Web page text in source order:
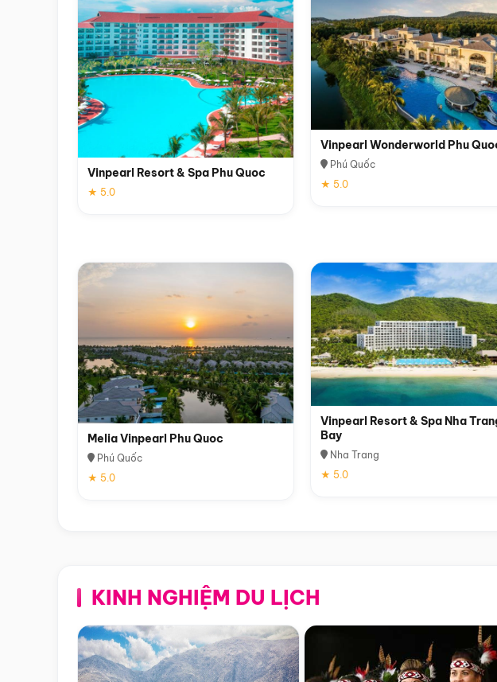
Vinpearl Resort & Spa Phu Quoc
★ 5.0
Vinpearl Wonderworld Phu
Phú Quốc
★ 5.0
Melia Vinpearl Phu Quoc
Phú Quốc
★ 5.0
Vinpearl Resort & Spa Nha
Bay
Nha Trang
★ 5.0
KINH NGHIỆM DU LỊCH